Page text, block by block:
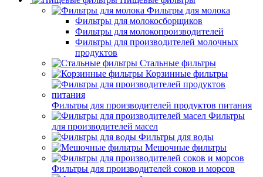
Фильтры для молока
Фильтры для молокосборщиков
Фильтры для молокопроизводителей
Фильтры для производителей молочных
продуктов
Стальные фильтры
Корзинные фильтры
Фильтры для производителей продуктов питания
Фильтры
для производителей масел
Фильтры для воды
Мешочные фильтры
Фильтры для производителей соков и морсов